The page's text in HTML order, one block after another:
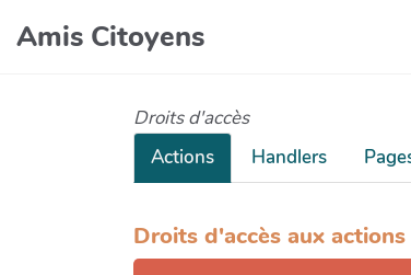
Amis Citoyens
Droits d'accès
Actions
Handlers
Droits d'accès aux actions